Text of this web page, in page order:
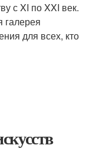
с XI по XXI век.
галерея
для всех, кто